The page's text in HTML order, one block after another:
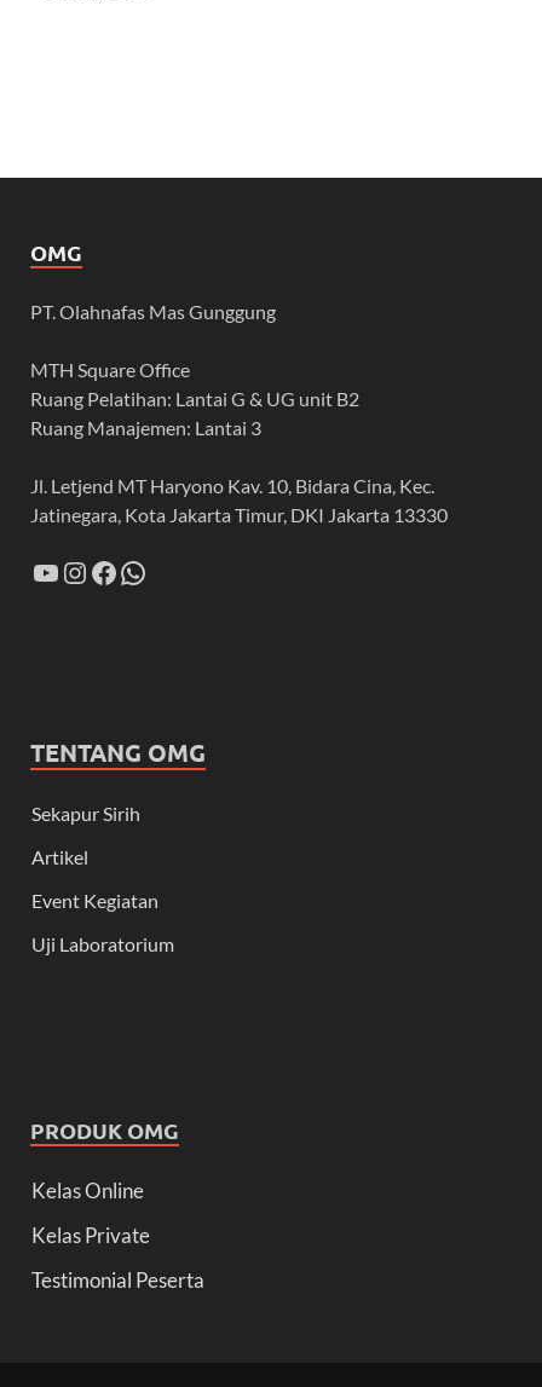
OMG
PT. Olahnafas Mas Gunggung
MTH Square Office
Ruang Pelatihan: Lantai G & UG unit B2
Ruang Manajemen: Lantai 3
Jl. Letjend MT Haryono Kav. 10, Bidara Cina, Kec.
Jatinegara, Kota Jakarta Timur, DKI Jakarta 13330
TENTANG OMG
Sekapur Sirih
Artikel
Event Kegiatan
Uji Laboratorium
PRODUK OMG
Kelas Online
Kelas Private
Testimonial Peserta